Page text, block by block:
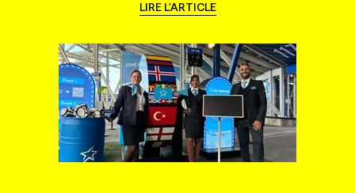
LIRE L'ARTICLE